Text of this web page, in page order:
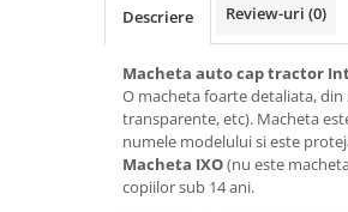
Machete autoturisme moderne
Machete motorsport
Machete motociclete
Accesorii machete
Descriere Review-uri (0)
Macheta auto cap tractor
O macheta foarte detaliata,
transparente, etc). Macheta
numele modelului si este
Macheta IXO(nu este
copiilor sub 14 ani.